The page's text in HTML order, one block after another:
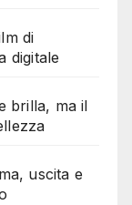
di
digitale
brilla, ma il
uscita e